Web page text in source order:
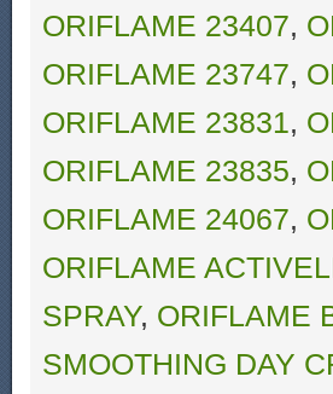
ORIFLAME 23407,
ORIFLAME 23747,
ORIFLAME 23831,
ORIFLAME 23835,
ORIFLAME 24067,
ORIFLAME
SPRAY, ORIFLAME
SMOOTHING DAY